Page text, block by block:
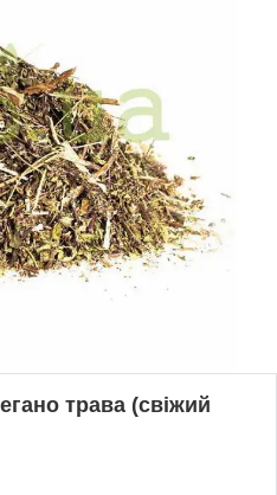
трава (свіжий